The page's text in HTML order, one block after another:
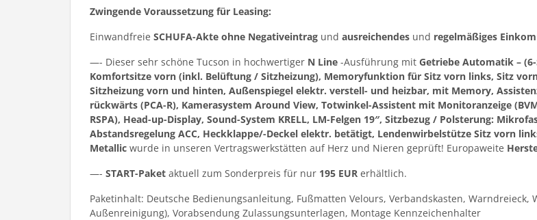
Zwingende Voraussetzung für Leasing:
Einwandfreie SCHUFA-Akte ohne Negativeintrag und ausreichendes und regelmäßiges
—- Dieser sehr schöne Tucson in hochwertiger N Line -Ausführung mit Getriebe Automatik –
Komfortsitze vorn (inkl. Belüftung / Sitzheizung), Memoryfunktion für Sitz vorn links, Sitz
Sitzheizung vorn und hinten, Außenspiegel elektr. verstell- und heizbar, mit Memory,
rückwärts (PCA-R), Kamerasystem Around View, Totwinkel-Assistent mit Monitoranzeige
RSPA), Head-up-Display, Sound-System KRELL, LM-Felgen 19″, Sitzbezug / Polsterung:
Abstandsregelung ACC, Heckklappe/-Deckel elektr. betätigt, Lendenwirbelstütze Sitz vorn
Metallic wurde in unseren Vertragswerkstätten auf Herz und Nieren geprüft! Europaweite
—- START-Paket aktuell zum Sonderpreis für nur 195 EUR erhältlich.
Paketinhalt: Deutsche Bedienungsanleitung, Fußmatten Velours, Verbandskasten,
Außenreinigung), Vorabsendung Zulassungsunterlagen, Montage Kennzeichenhalter